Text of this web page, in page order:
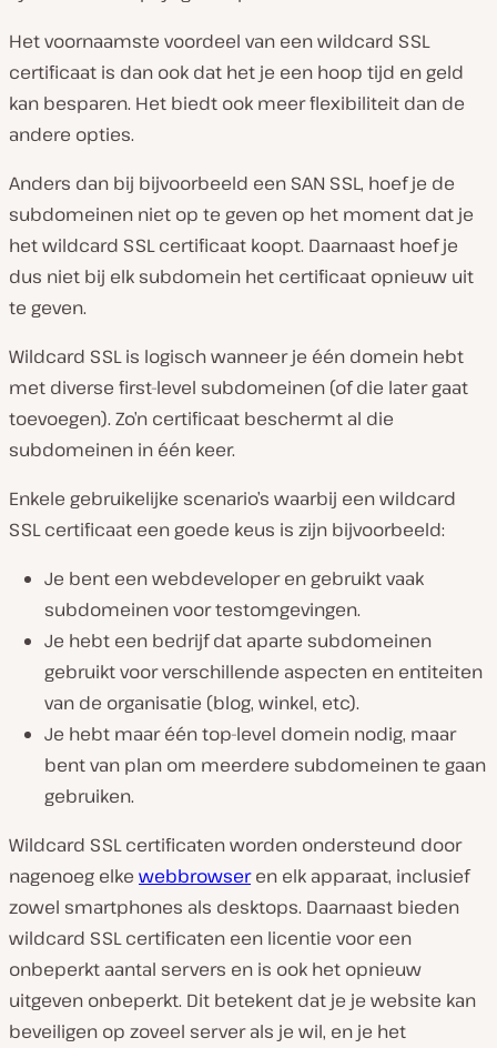
Het voornaamste voordeel van een wildcard SSL
certificaat is dan ook dat het je een hoop tijd en geld
kan besparen. Het biedt ook meer flexibiliteit dan de
andere opties.
Anders dan bij bijvoorbeeld een SAN SSL, hoef je de
subdomeinen niet op te geven op het moment dat je
het wildcard SSL certificaat koopt. Daarnaast hoef je
dus niet bij elk subdomein het certificaat opnieuw uit
te geven.
Wildcard SSL is logisch wanneer je één domein hebt
met diverse first-level subdomeinen (of die later gaat
toevoegen). Zo’n certificaat beschermt al die
subdomeinen in één keer.
Enkele gebruikelijke scenario’s waarbij een wildcard
SSL certificaat een goede keus is zijn bijvoorbeeld:
Je bent een webdeveloper en gebruikt vaak
subdomeinen voor testomgevingen.
Je hebt een bedrijf dat aparte subdomeinen
gebruikt voor verschillende aspecten en entiteiten
van de organisatie (blog, winkel, etc).
Je hebt maar één top-level domein nodig, maar
bent van plan om meerdere subdomeinen te gaan
gebruiken.
Wildcard SSL certificaten worden ondersteund door
nagenoeg elke webbrowseren elk apparaat, inclusief
zowel smartphones als desktops. Daarnaast bieden
wildcard SSL certificaten een licentie voor een
onbeperkt aantal servers en is ook het opnieuw
uitgeven onbeperkt. Dit betekent dat je je website kan
beveiligen op zoveel server als je wil, en je het